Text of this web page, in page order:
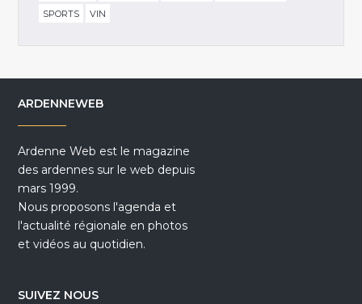
SPORTS
VIN
ARDENNEWEB
Ardenne Web est le magazine
des ardennes sur le web depuis
mars 1999.
Nous proposons l'agenda et
l'actualité régionale en photos
et vidéos au quotidien.
SUIVEZ NOUS